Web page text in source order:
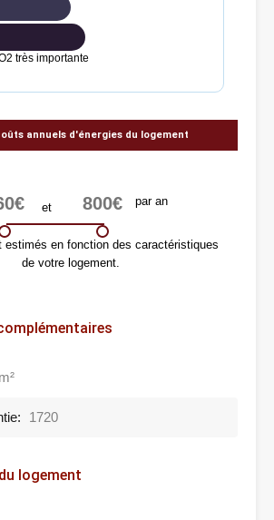
très importante
annuels d'énergies du logement
et par an
estimés en fonction des caractéristiques
de votre logement.
1720
logement